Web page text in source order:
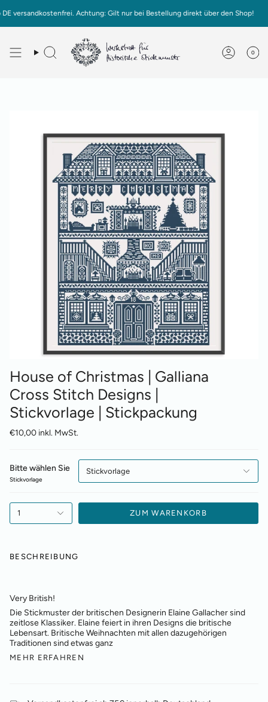
Inhalt
springen
Achtung: Gilt nur bei Bestellung direkt über den Shop!
0
House of Christmas | Galliana
Cross Stitch Designs |
Stickvorlage | Stickpackung
€10,00 inkl. MwSt.
Bitte wählen Sie
Stickvorlage
Stickvorlage
1 ZUM WARENKORB
BESCHREIBUNG
Very British!
Die Stickmuster der britischen Designerin Elaine Gallacher sind
zeitlose Klassiker. Elaine feiert in ihren Designs die britische
Lebensart. Britische Weihnachten mit allen dazugehörigen
Traditionen sind etwas ganz
MEHR ERFAHREN